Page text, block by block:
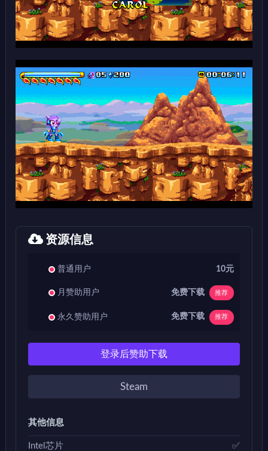
资源信息
普通用户 10元
月赞助用户 免费下载 推荐
永久赞助用户 免费下载 推荐
登录后赞助下载
Steam
其他信息
Intel芯片 ✅